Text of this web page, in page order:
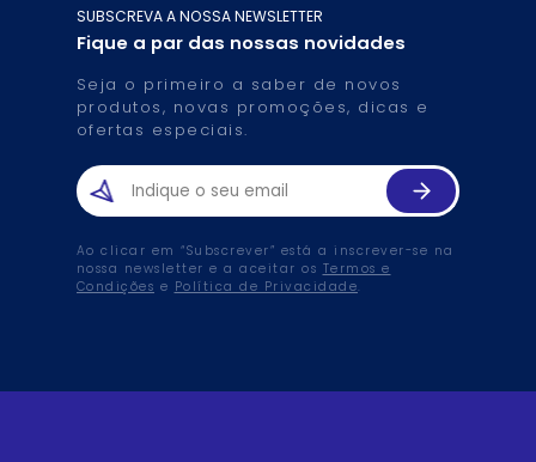
SUBSCREVA A NOSSA NEWSLETTER
Fique a par das nossas novidades
Seja o primeiro a saber de novos
produtos, novas promoções, dicas e
ofertas especiais.
Ao clicar em “Subscrever” está a inscrever-se na
nossa newsletter e a aceitar os Termos e
Condições e Política de Privacidade.